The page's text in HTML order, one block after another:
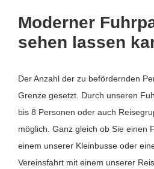
Moderner
sehen lassen
Der Anzahl der zu befördernden
Grenze gesetzt. Durch unseren
bis 8 Personen oder auch
möglich. Ganz gleich ob Sie einen
einem unserer Kleinbusse oder
Vereinsfahrt mit einem unserer